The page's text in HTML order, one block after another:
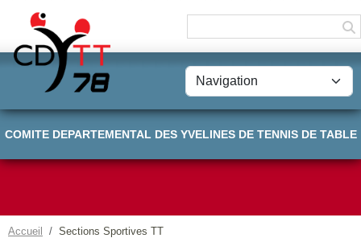
COMITE DEPARTEMENTAL DES YVELINES DE TENNIS DE TABLE
Accueil Sections Sportives TT
Panneau de gestion des cookies